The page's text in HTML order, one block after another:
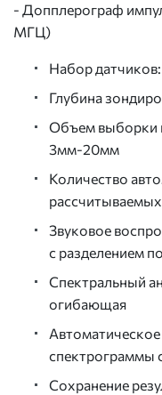
- Допплерограф
МГЦ)
Набор
Глубина
Объем выборки
3мм-20мм
Количество
Звуковое
с разделением
Спектральный
огибающая
спектрограммы
Сохранение